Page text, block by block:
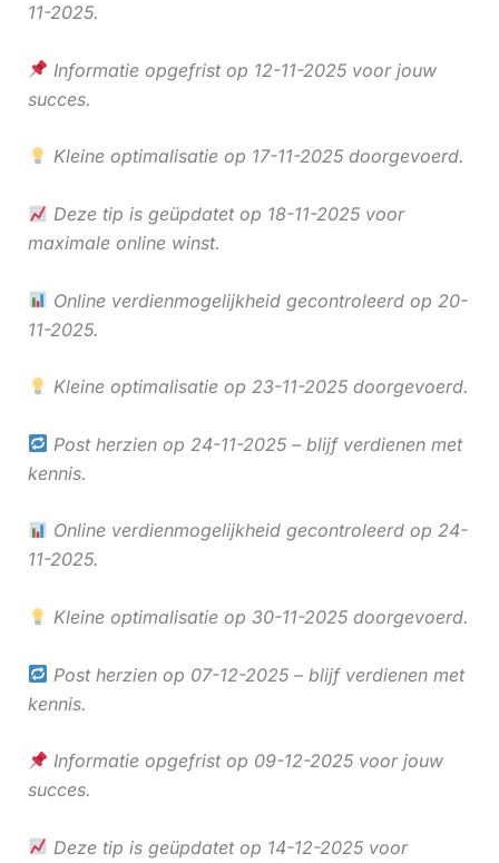
11-2025.
Informatie opgefrist op 12-11-2025 voor jouw
succes.
Kleine optimalisatie op 17-11-2025 doorgevoerd.
Deze tip is geüpdatet op 18-11-2025 voor
maximale online winst.
Online verdienmogelijkheid gecontroleerd op 20-
11-2025.
Kleine optimalisatie op 23-11-2025 doorgevoerd.
Post herzien op 24-11-2025 – blijf verdienen met
kennis.
Online verdienmogelijkheid gecontroleerd op 24-
11-2025.
Kleine optimalisatie op 30-11-2025 doorgevoerd.
Post herzien op 07-12-2025 – blijf verdienen met
kennis.
Informatie opgefrist op 09-12-2025 voor jouw
succes.
Deze tip is geüpdatet op 14-12-2025 voor